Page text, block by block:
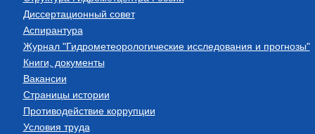
Диссертационный совет
Аспирантура
Журнал "Гидрометеорологические исследования и прогнозы"
Книги, документы
Вакансии
Страницы истории
Противодействие коррупции
Условия труда